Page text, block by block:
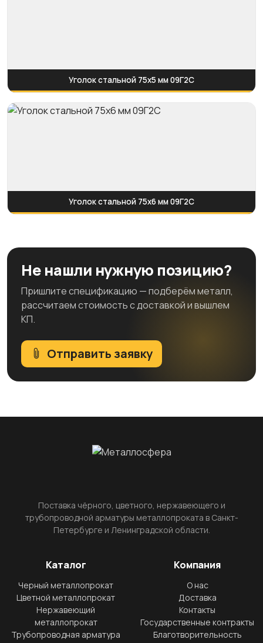
Уголок стальной 75х5 мм 09Г2С
Уголок стальной 75х6 мм 09Г2С
Не нашли нужную позицию?
Пришлите спецификацию — подберём металл,
рассчитаем стоимость с доставкой и вышлем
КП.
Отправить заявку
Поставка чёрного, цветного, нержавеющего и
трубопроводной арматуры металлопроката в Санкт-
Петербурге и Ленинградской области.
Каталог
Черный металлопрокат
Цветной металлопрокат
Нержавеющий
металлопрокат
Трубопроводная арматура
Компания
О нас
Доставка
Контакты
Государственные контракты
Благотворительность